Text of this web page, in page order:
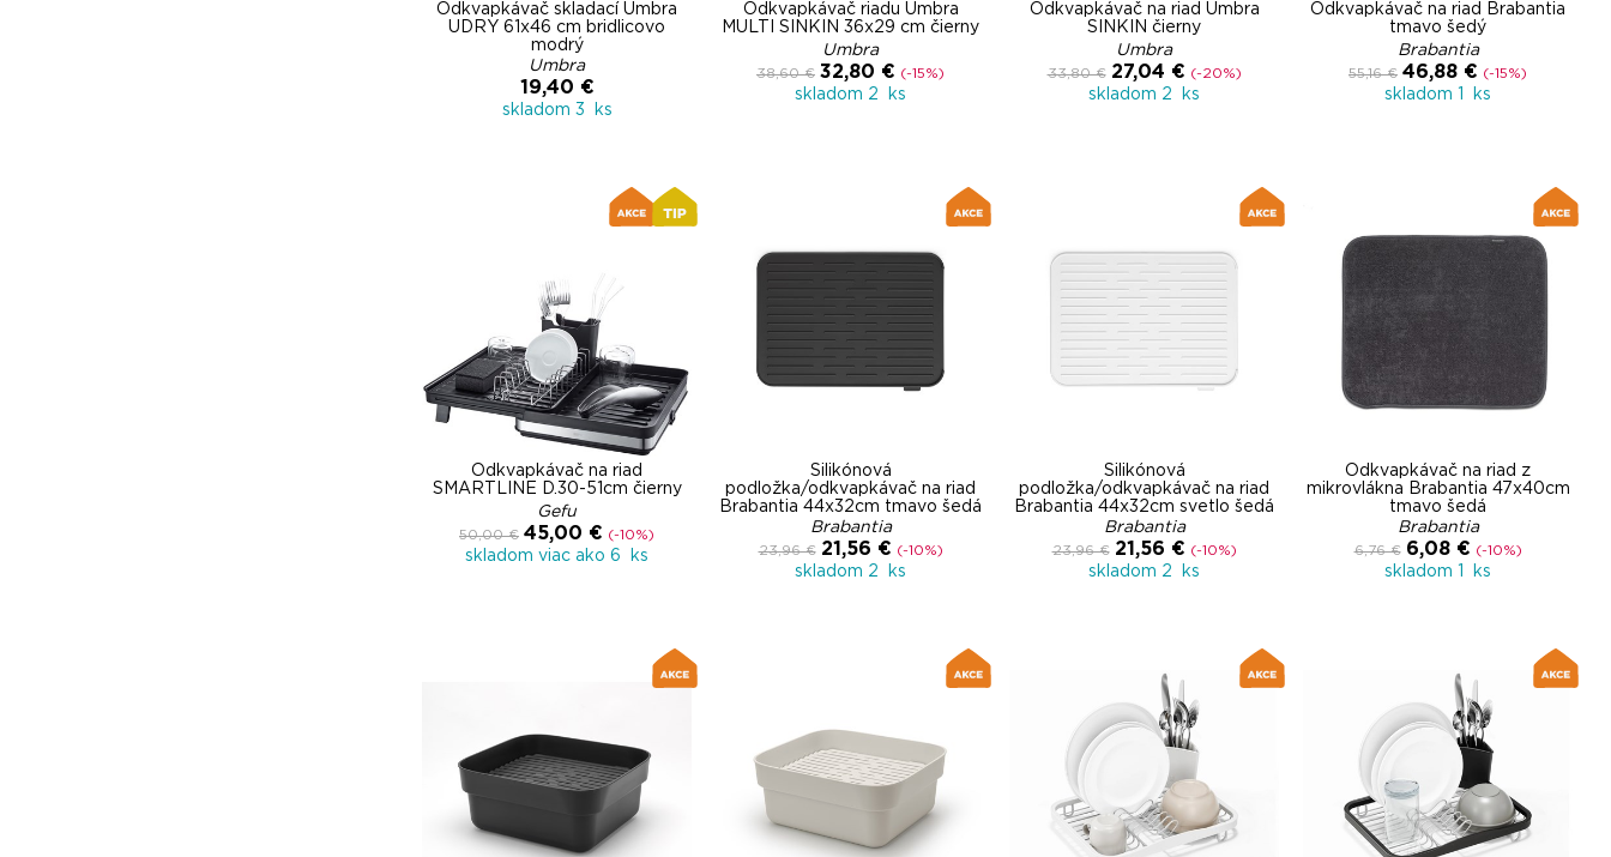
Odkvapkávač skladací Umbra
UDRY 61x46 cm bridlicovo
modrý
Umbra
19,40 €
skladom 3 ks
Odkvapkávač riadu Umbra
MULTI SINKIN 36x29 cm čierny
Umbra
38,60 € 32,80 € (-15%)
skladom 2 ks
Odkvapkávač na riad Umbra
SINKIN čierny
Umbra
33,80 € 27,04 € (-20%)
skladom 2 ks
Odkvapkávač na riad Brabantia
tmavo šedý
Brabantia
55,16 € 46,88 € (-15%)
skladom 1 ks
Odkvapkávač na riad
SMARTLINE D.30-51cm čierny
Gefu
50,00 € 45,00 € (-10%)
skladom viac ako 6 ks
Silikónová
podložka/odkvapkávač na riad
Brabantia 44x32cm tmavo šedá
Brabantia
23,96 € 21,56 € (-10%)
skladom 2 ks
Silikónová
podložka/odkvapkávač na riad
Brabantia 44x32cm svetlo šedá
Brabantia
23,96 € 21,56 € (-10%)
skladom 2 ks
Odkvapkávač na riad z
mikrovlákna Brabantia 47x40cm
tmavo šedá
Brabantia
6,76 € 6,08 € (-10%)
skladom 1 ks